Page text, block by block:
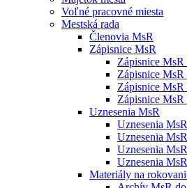
Voľné pracovné miesta
Mestská rada
Členovia MsR
Zápisnice MsR
Zápisnice
Zápisnice
Zápisnice
Zápisnice
Uznesenia MsR
Uznesenia
Uznesenia
Uznesenia
Uznesenia
Materiály na